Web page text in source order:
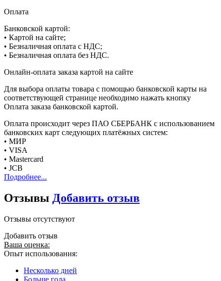
Оплата
Банковской картой:
• Картой на сайте;
• Безналичная оплата с НДС;
• Безналичная оплата без НДС.
Онлайн-оплата заказа картой на сайте
Для выбора оплаты товара с помощью банковской карты на
соответствующей странице необходимо нажать кнопку
Оплата заказа банковской картой.
Оплата происходит через ПАО СБЕРБАНК с использованием
банковских карт следующих платёжных систем:
• МИР
• VISA
• Mastercard
• JCB
Подробнее...
Отзывы Добавить отзыв
Отзывы отсутствуют
Добавить отзыв
Ваша оценка:
Опыт использования:
Несколько дней